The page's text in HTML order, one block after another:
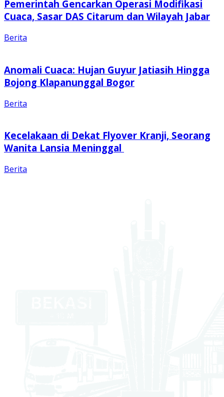
Pemerintah Gencarkan Operasi Modifikasi
Cuaca, Sasar DAS Citarum dan Wilayah Jabar
Berita
Anomali Cuaca: Hujan Guyur Jatiasih Hingga
Bojong Klapanunggal Bogor
Berita
Kecelakaan di Dekat Flyover Kranji, Seorang
Wanita Lansia Meninggal
Berita